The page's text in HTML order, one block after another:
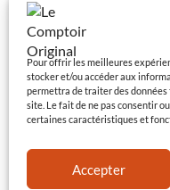
Pour offrir les meilleures
stocker et/ou accéder aux
permettra de traiter des
site. Le fait de ne pas consentir
certaines caractéristiques et
Accepter
LE
5 bis rue du